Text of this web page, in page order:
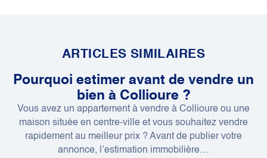
ARTICLES SIMILAIRES
Pourquoi estimer avant de vendre un
bien à Collioure ?
Vous avez un appartement à vendre à Collioure ou une
maison située en centre-ville et vous souhaitez vendre
rapidement au meilleur prix ? Avant de publier votre
annonce, l’estimation immobilière…